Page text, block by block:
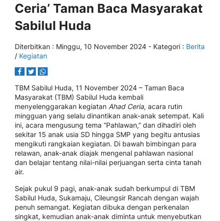
Ceria’ Taman Baca Masyarakat
Sabilul Huda
Diterbitkan : Minggu, 10 November 2024 - Kategori : Berita
/ Kegiatan
TBM Sabilul Huda, 11 November 2024 – Taman Baca
Masyarakat (TBM) Sabilul Huda kembali
menyelenggarakan kegiatan Ahad Ceria, acara rutin
mingguan yang selalu dinantikan anak-anak setempat. Kali
ini, acara mengusung tema “Pahlawan,” dan dihadiri oleh
sekitar 15 anak usia SD hingga SMP yang begitu antusias
mengikuti rangkaian kegiatan. Di bawah bimbingan para
relawan, anak-anak diajak mengenal pahlawan nasional
dan belajar tentang nilai-nilai perjuangan serta cinta tanah
air.
Sejak pukul 9 pagi, anak-anak sudah berkumpul di TBM
Sabilul Huda, Sukamaju, Cileungsir Rancah dengan wajah
penuh semangat. Kegiatan dibuka dengan perkenalan
singkat, kemudian anak-anak diminta untuk menyebutkan